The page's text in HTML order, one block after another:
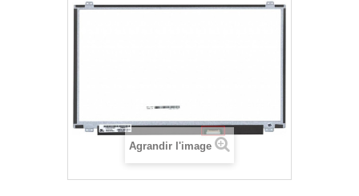
Agrandir l'image